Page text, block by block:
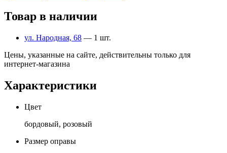
Товар в наличии
ул. Народная, 68 — 1 шт.
Цены, указанные на сайте, действительны только для
интернет-магазина
Характеристики
Цвет
бордовый, розовый
Размер оправы